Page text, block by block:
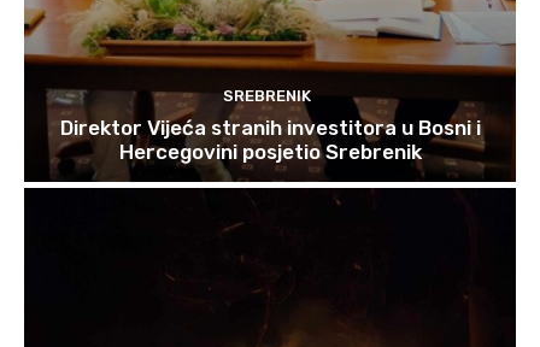
SREBRENIK
Direktor Vijeća stranih investitora u Bosni i
Hercegovini posjetio Srebrenik